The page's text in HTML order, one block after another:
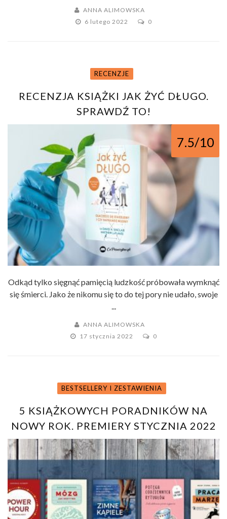
ANNA ALIMOWSKA
6 lutego 2022
0
RECENZJE
RECENZJA KSIĄŻKI JAK ŻYĆ DŁUGO.
SPRAWDŹ TO!
7.5/10
Odkąd tylko sięgnąć pamięcią ludzkość próbowała wymknąć
się śmierci. Jako że nikomu się to do tej pory nie udało, swoje
...
ANNA ALIMOWSKA
17 stycznia 2022
0
BESTSELLERY I ZESTAWIENIA
5 KSIĄŻKOWYCH PORADNIKÓW NA
NOWY ROK. PREMIERY STYCZNIA 2022